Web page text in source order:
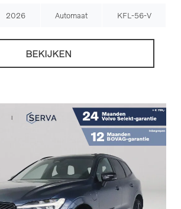
2026 Automaat KFL-56-V
BEKIJKEN